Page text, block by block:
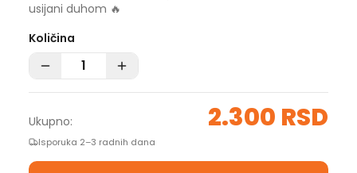
usijani duhom 🔥
Količina
Ukupno: 2.300 RSD
Isporuka 2–3 radnih dana